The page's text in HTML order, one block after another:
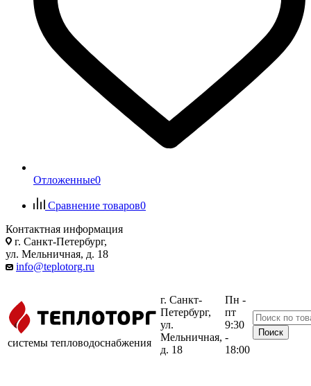
Отложенные0
Сравнение товаров0
Контактная информация
г. Санкт-Петербург,
ул. Мельничная, д. 18
info@teplotorg.ru
системы тепловодоснабжения
г. Санкт-
Петербург,
ул.
Мельничная,
д. 18
Пн -
пт
9:30
-
18:00